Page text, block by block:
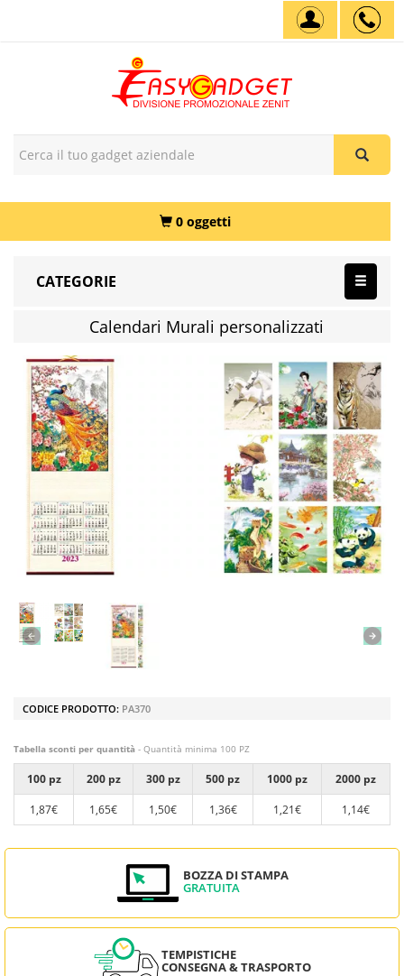
0 oggetti
CATEGORIE
Calendari Murali personalizzati
CODICE PRODOTTO: PA370
Tabella sconti per quantità - Quantità minima 100 PZ
100 pz 200 pz 300 pz 500 pz 1000 pz
2000 pz
1,87€
1,65€ 1,50€ 1,36€ 1,21€ 1,14€
BOZZA DI STAMPA
GRATUITA
TEMPISTICHE
CONSEGNA & TRASPORTO